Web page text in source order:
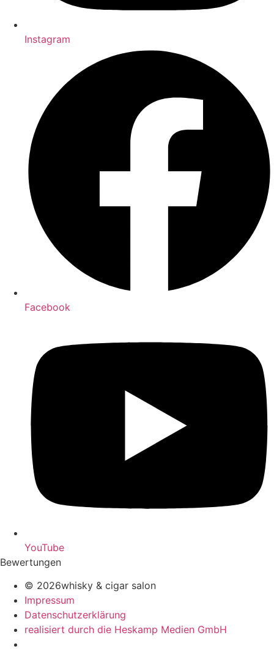
Instagram
Facebook
YouTube
Bewertungen
© 2026whisky & cigar salon
Impressum
Datenschutzerklärung
realisiert durch die Heskamp Medien GmbH